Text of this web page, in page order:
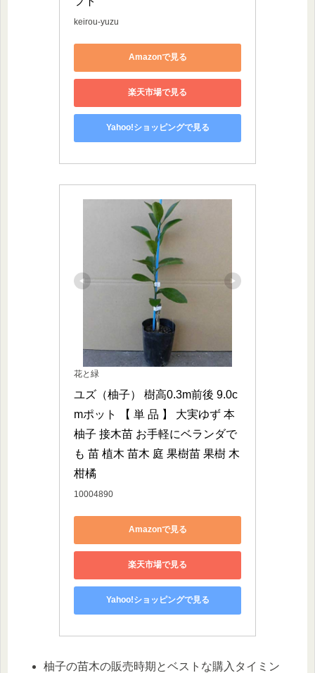
keirou-yuzu
Amazonで見る
楽天市場で見る
Yahoo!ショッピングで見る
花と緑
ユズ（柚子） 樹高0.3m前後 9.0c
mポット 【 単 品 】 大実ゆず 本
柚子 接木苗 お手軽にベランダで
も 苗 植木 苗木 庭 果樹苗 果樹 木
柑橘
10004890
Amazonで見る
楽天市場で見る
Yahoo!ショッピングで見る
柚子の苗木の販売時期とベストな購入タイミン